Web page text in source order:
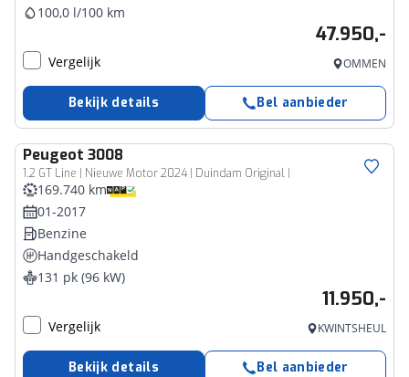
100,0 l/100 km
47.950,-
Vergelijk OMMEN
Bekijk details Bel aanbieder
Peugeot 3008
1.2 GT Line | Nieuwe Motor 2024 | Duindam Original |
169.740 km
01-2017
Benzine
Handgeschakeld
131 pk (96 kW)
11.950,-
Vergelijk KWINTSHEUL
Bekijk details Bel aanbieder